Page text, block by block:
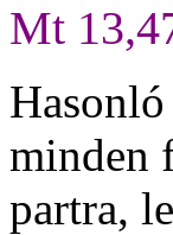
Mt
minden
partra,